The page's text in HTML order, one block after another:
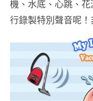
機、水底、心跳、
行錄製特別聲音呢！